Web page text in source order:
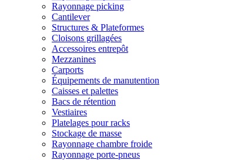
Rayonnage picking
Cantilever
Structures & Plateformes
Cloisons grillagées
Accessoires entrepôt
Mezzanines
Carports
Équipements de manutention
Caisses et palettes
Bacs de rétention
Vestiaires
Platelages pour racks
Stockage de masse
Rayonnage chambre froide
Rayonnage porte-pneus